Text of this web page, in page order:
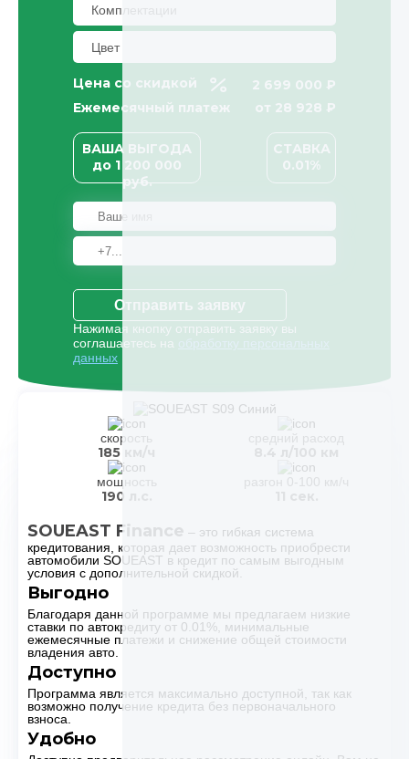
Цена со скидкой
2 699 000 ₽
Ежемесячный платеж
от 28 928 ₽
ВАША ВЫГОДА
до 1 200 000
руб.
СТАВКА
0.01%
Отправить заявку
Нажимая кнопку отправить заявку вы
соглашаетесь на
данных
скорость
185 км/ч
средний расход
мощность
190 л.с.
разгон 0-100 км/ч
SOUEAST Finance – это гибкая система
кредитования, которая дает возможность приобрести
автомобили SOUEAST в кредит по самым выгодным
условия с дополнительной скидкой.
Выгодно
Благодаря данной программе мы предлагаем низкие
ставки по автокредиту от 0.01%, минимальные
ежемесячные платежи и снижение общей стоимости
владения авто.
Доступно
Программа является максимально доступной, так как
возможно получение кредита без первоначального
взноса.
Удобно